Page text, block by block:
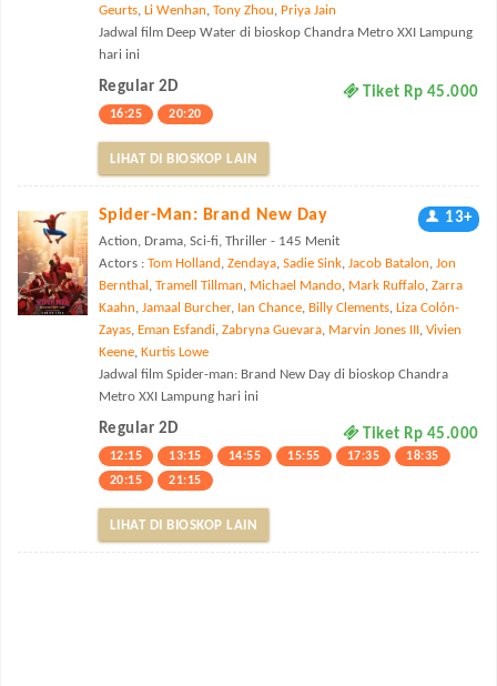
Geurts, Li Wenhan, Tony Zhou, Priya Jain
Jadwal film Deep Water di bioskop Chandra Metro XXI Lampung
hari ini
Regular 2D Tiket Rp 45.000
16:25 20:20
LIHAT DI BIOSKOP LAIN
Spider-Man: Brand New Day 13+
Action, Drama, Sci-fi, Thriller - 145 Menit
Actors : Tom Holland , Zendaya, Sadie Sink, Jacob Batalon, Jon
Bernthal , Tramell Tillman, Michael Mando, Mark Ruffalo, Zarra
Kaahn, Jamaal Burcher, Ian Chance, Billy Clements, Liza Colón-
Zayas, Eman Esfandi, Zabryna Guevara, Marvin Jones III, Vivien
Keene, Kurtis Lowe
Jadwal film Spider-man: Brand New Day di bioskop Chandra
Metro XXI Lampung hari ini
Regular 2D Tiket Rp 45.000
12:15 13:15 14:55 15:55 17:35
18:35
20:15
21:15
LIHAT DI BIOSKOP LAIN